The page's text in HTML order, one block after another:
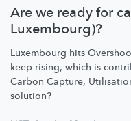
Are we ready for
Luxembourg)?
Luxembourg hits
keep rising, which is
Carbon Capture,
solution?